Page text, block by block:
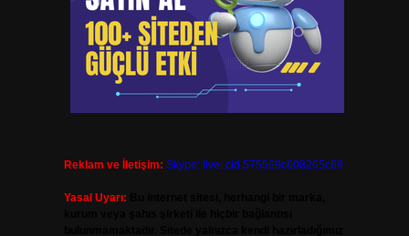
Reklam ve İletişim: Skype: live:.cid.575569c608265c69
Yasal Uyarı: